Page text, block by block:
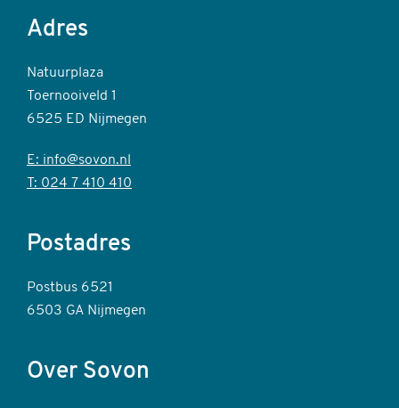
Adres
Natuurplaza
Toernooiveld 1
6525 ED Nijmegen
E: info@sovon.nl
T: 024 7 410 410
Postadres
Postbus 6521
6503 GA Nijmegen
Over Sovon